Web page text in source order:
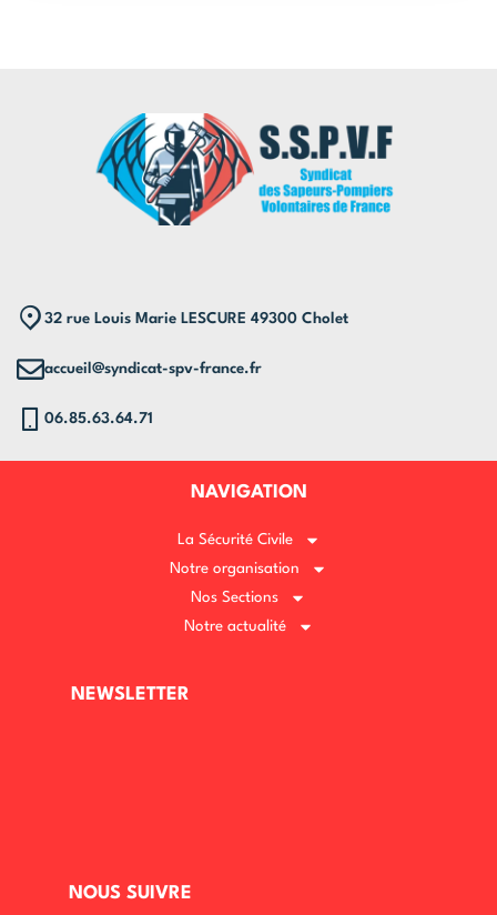
32 rue Louis Marie LESCURE 49300 Cholet
accueil@syndicat-spv-france.fr
06.85.63.64.71
NAVIGATION
La Sécurité Civile
Notre organisation
Nos Sections
Notre actualité
NEWSLETTER
NOUS SUIVRE